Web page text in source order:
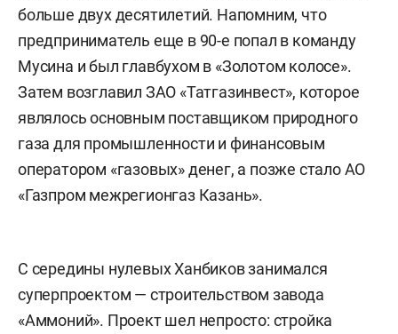
больше двух десятилетий. Напомним, что
предприниматель еще в 90-е попал в команду
Мусина и был главбухом в «Золотом колосе».
Затем возглавил ЗАО «Татгазинвест», которое
являлось основным поставщиком природного
газа для промышленности и финансовым
оператором «газовых» денег, а позже стало АО
«Газпром межрегионгаз Казань».
С середины нулевых Ханбиков занимался
суперпроектом — строительством завода
«Аммоний». Проект шел непросто: стройка